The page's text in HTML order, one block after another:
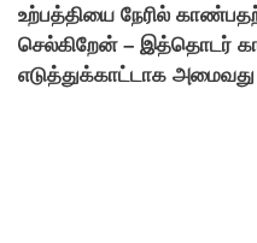
உற்பத்தியை நேரில்
செல்கிறேன் – இத்தொடர்
எடுத்துக்காட்டாக